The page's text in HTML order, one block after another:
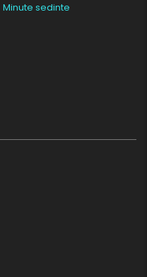
Minute sedinte